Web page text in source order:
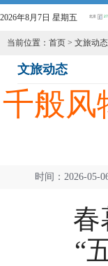
2026年8月7日 星期五
当前位置： 首页 > 文旅动态
文旅动态
千般
时间：2026-05-
春暮
“五